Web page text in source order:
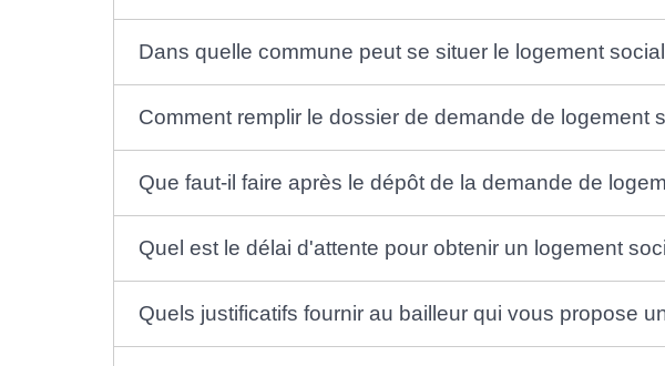
Dans quelle commune peut se situer le logement
Comment remplir le dossier de demande de logement
Que faut-il faire après le dépôt de la demande de
Quel est le délai d'attente pour obtenir un logement
Quels justificatifs fournir au bailleur qui vous propose